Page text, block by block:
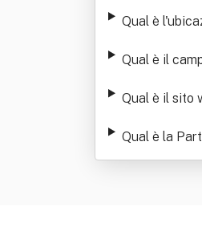
Qual è
Qual è il
Qual è il sito
Qual è la